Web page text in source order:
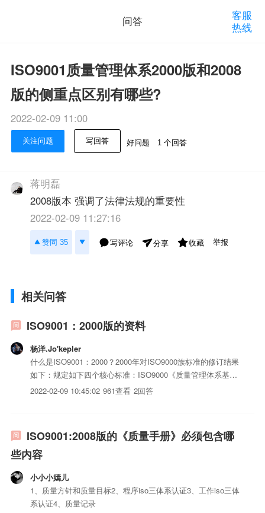
问答
客服
热线
ISO9001质量管理体系2000版和2008
版的侧重点区别有哪些?
2022-02-09 11:00
关注问题 写回答 好问题 1 个回答
蒋明磊
2008版本 强调了法律法规的重要性
2022-02-09 11:27:16
赞同 35 写评论 分享 收藏 举报
相关问答
ISO9001：2000版的资料
杨洋.Jo'kepler
什么是ISO9001：2000？2000年对ISO9000族标准的修订结果
如下：规定如下四个核心标准：ISO9000《质量管理体系基础
和术语》；ISO9001《质量管理体系要求》；ISO9004《质量
2022-02-09 10:45:02 961查看 2回答
ISO9001:2008版的《质量手册》必须包含哪
些内容
小小小嫣儿
1、质量方针和质量目标2、程序iso三体系认证3、工作iso三体
系认证4、质量记录